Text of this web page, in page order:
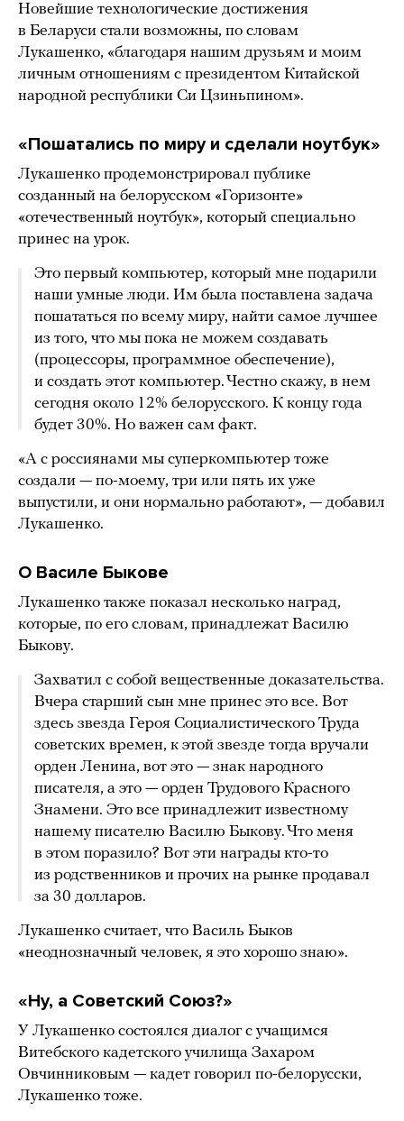
Новейшие технологические достижения
в Беларуси стали возможны, по словам
Лукашенко, «благодаря нашим друзьям и моим
личным отношениям с президентом Китайской
народной республики Си Цзиньпином».
«Пошатались по миру и сделали ноутбук»
Лукашенко продемонстрировал публике
созданный на белорусском «Горизонте»
«отечественный ноутбук», который специально
принес на урок.
Это первый компьютер, который мне подарили
наши умные люди. Им была поставлена задача
пошататься по всему миру, найти самое лучшее
из того, что мы пока не можем создавать
(процессоры, программное обеспечение),
и создать этот компьютер. Честно скажу, в нем
сегодня около 12% белорусского. К концу года
будет 30%. Но важен сам факт.
«А с россиянами мы суперкомпьютер тоже
создали — по-моему, три или пять их уже
выпустили, и они нормально работают», — добавил
Лукашенко.
О Василе Быкове
Лукашенко также показал несколько наград,
которые, по его словам, принадлежат Василю
Быкову.
Захватил с собой вещественные доказательства.
Вчера старший сын мне принес это все. Вот
здесь звезда Героя Социалистического Труда
советских времен, к этой звезде тогда вручали
орден Ленина, вот это — знак народного
писателя, а это — орден Трудового Красного
Знамени. Это все принадлежит известному
нашему писателю Василю Быкову. Что меня
в этом поразило? Вот эти награды кто-то
из родственников и прочих на рынке продавал
за 30 долларов.
Лукашенко считает, что Василь Быков
«неоднозначный человек, я это хорошо знаю».
«Ну, а Советский Союз?»
У Лукашенко состоялся диалог с учащимся
Витебского кадетского училища Захаром
Овчинниковым — кадет говорил по-белорусски,
Лукашенко тоже.